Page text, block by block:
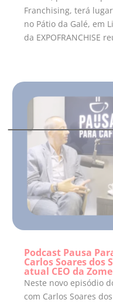
Franchising, terá
no Pátio da Galé, em
da EXPOFRANCHISE
Podcast Pausa
Carlos Soares dos
atual CEO da Zome
Neste novo episódio
com Carlos Soares